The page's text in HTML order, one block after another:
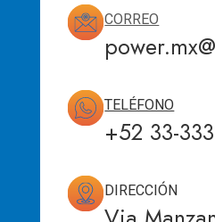
CORREO
TELÉFONO
+52 33-
DIRECCIÓN